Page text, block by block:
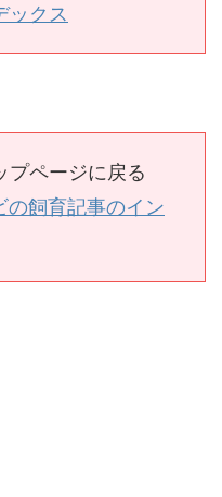
ックス
プページに戻る
の飼育記事のイン